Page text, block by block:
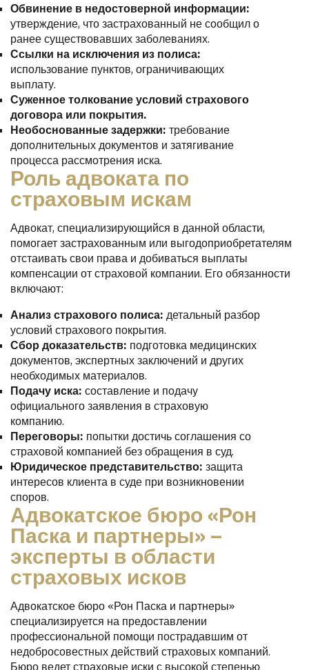
Обвинение в недостоверной информации:
утверждение, что застрахованный не сообщил о
ранее существовавших заболеваниях.
Ссылки на исключения из полиса:
использование пунктов, ограничивающих
выплату.
Суженное толкование условий страхового
договора или покрытия.
Необоснованные задержки: требование
дополнительных документов и затягивание
процесса рассмотрения иска.
Роль адвоката по
страховым искам
Адвокат, специализирующийся в данной области,
помогает застрахованным или выгодоприобретателям
отстаивать свои права и добиваться выплаты
компенсации от страховой компании. Его обязанности
включают:
Анализ страхового полиса: детальный разбор
условий страхового покрытия.
Сбор доказательств: подготовка медицинских
документов, экспертных заключений и других
необходимых материалов.
Подачу иска: составление и подачу
официального заявления в страховую
компанию.
Переговоры: попытки достичь соглашения со
страховой компанией без обращения в суд.
Юридическое представительство: защита
интересов клиента в суде при возникновении
споров.
Адвокатское бюро «Рон
Паска и партнеры» –
эксперты в области
страховых исков
Адвокатское бюро «Рон Паска и партнеры»
специализируется на предоставлении
профессиональной помощи пострадавшим от
недобросовестных действий страховых компаний.
Бюро ведет страховые иски с высокой степенью